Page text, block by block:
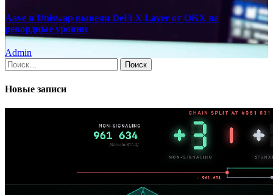
Aave и Uniswap вывели DeFi X Layer от OKX на
рекордные уровни
Admin
Найти:
Новые записи